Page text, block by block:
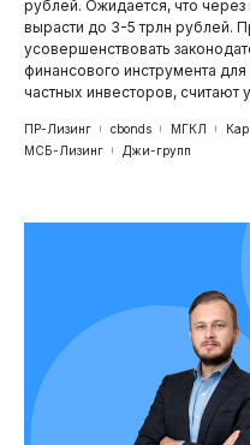
рублей. Ожидается, что
вырасти до 3-5 трлн рублей.
усовершенствовать
финансового инструмента
частных инвесторов, считают
ПР-Лизинг cbonds МГКЛ
МСБ-Лизинг
Джи-групп